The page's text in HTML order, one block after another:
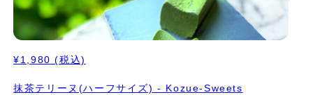
¥1,980 (税込)
抹茶テリーヌ(ハーフサイズ) - Kozue-Sweets